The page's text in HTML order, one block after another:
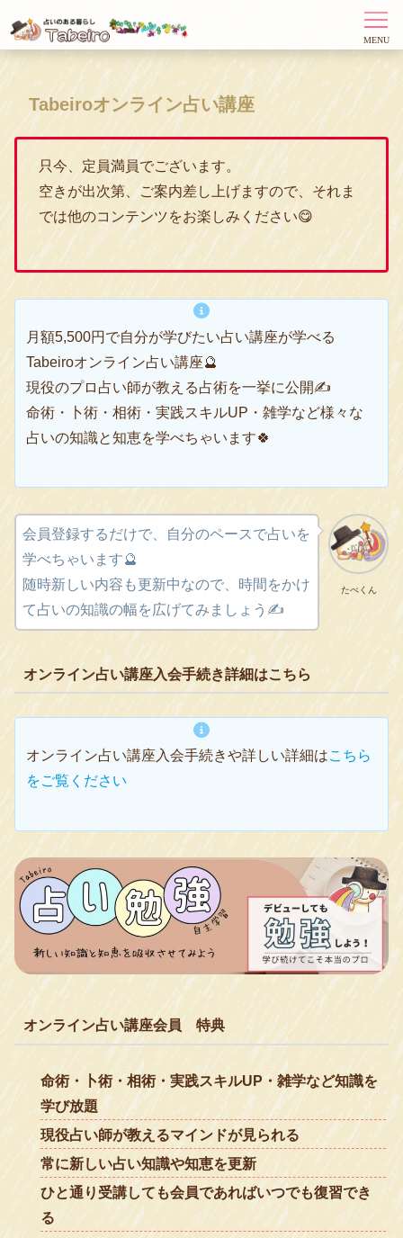
Tabeiroオンライン占い講座
只今、定員満員でございます。
空きが出次第、ご案内差し上げますので、それま
では他のコンテンツをお楽しみください😋
月額5,500円で自分が学びたい占い講座が学べる
Tabeiroオンライン占い講座🔮
現役のプロ占い師が教える占術を一挙に公開✍️
命術・卜術・相術・実践スキルUP・雑学など様々な
占いの知識と知恵を学べちゃいます🍀
たべくん
会員登録するだけで、自分のペースで占いを
学べちゃいます🔮
随時新しい内容も更新中なので、時間をかけ
て占いの知識の幅を広げてみましょう✍️
オンライン占い講座入会手続き詳細はこちら
オンライン占い講座入会手続きや詳しい詳細はこちら
をご覧ください
オンライン占い講座会員 特典
命術・卜術・相術・実践スキルUP・雑学など知識を
学び放題
現役占い師が教えるマインドが見られる
常に新しい占い知識や知恵を更新
ひと通り受講しても会員であればいつでも復習でき
る